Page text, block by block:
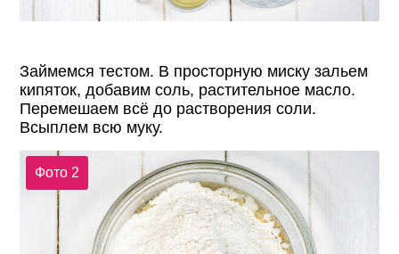
Займемся тестом. В просторную миску зальем
кипяток, добавим соль, растительное масло.
Перемешаем всё до растворения соли.
Всыплем всю муку.
Фото 2